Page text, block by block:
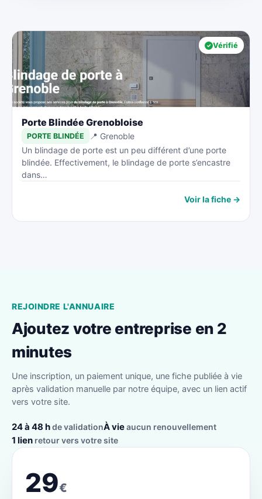
Vérifié
Porte Blindée Grenobloise
PORTE BLINDÉE
📍 Grenoble
Un blindage de porte est un peu différent d’une porte
blindée. Effectivement, le blindage de porte s’encastre
dans…
Voir la fiche →
REJOINDRE L'ANNUAIRE
Ajoutez votre entreprise en 2
minutes
Une inscription, un paiement unique, une fiche publiée à vie
après validation manuelle par notre équipe, avec un lien actif
vers votre site.
24 à 48 hde validationÀ vieaucun renouvellement
1 lien retour vers votre site
29€